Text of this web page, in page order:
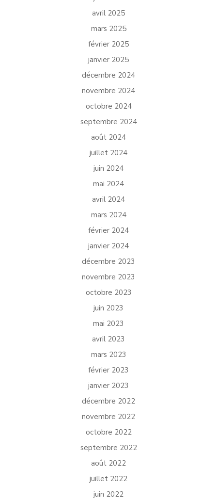
avril 2025
mars 2025
février 2025
janvier 2025
décembre 2024
novembre 2024
octobre 2024
septembre 2024
août 2024
juillet 2024
juin 2024
mai 2024
avril 2024
mars 2024
février 2024
janvier 2024
décembre 2023
novembre 2023
octobre 2023
juin 2023
mai 2023
avril 2023
mars 2023
février 2023
janvier 2023
décembre 2022
novembre 2022
octobre 2022
septembre 2022
août 2022
juillet 2022
juin 2022